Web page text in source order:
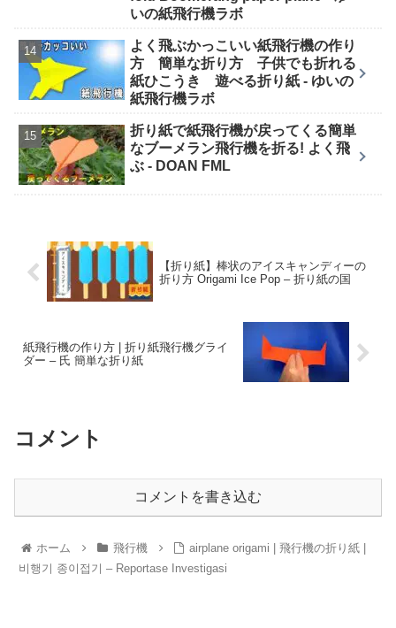
いの紙飛行機ラボ
よく飛ぶかっこいい紙飛行機の作り
方 簡単な折り方 子供でも折れる
紙ひこうき 遊べる折り紙 - ゆいの
紙飛行機ラボ
折り紙で紙飛行機が戻ってくる簡単
なブーメラン飛行機を折る! よく飛
ぶ - DOAN FML
【折り紙】棒状のアイスキャンディーの
折り方 Origami Ice Pop – 折り紙の国
紙飛行機の作り方 | 折り紙飛行機グライ
ダー – 氏 簡単な折り紙
コメント
コメントを書き込む
ホーム 飛行機
airplane origami | 飛行機の折り紙 |
비행기 종이접기 – Reportase Investigasi